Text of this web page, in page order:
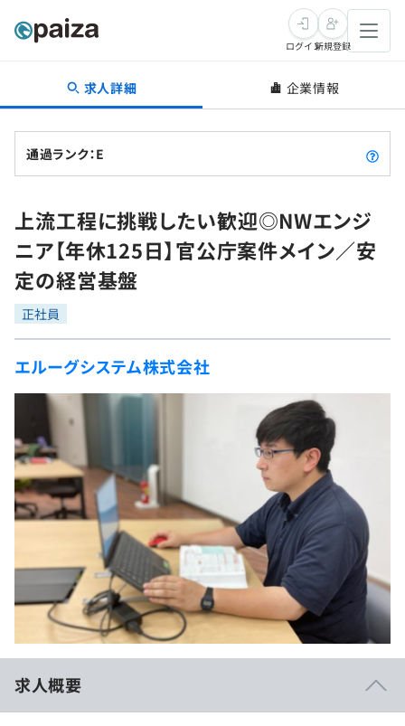
転職・キャリア
転職成功ガイド
転職エージェント
インタビュー
転職成功ガイド
新卒就活
求人検索
本選考
インターン
新卒エージェント
イベント・セミナー
インタビュー
就活成功ガイド
学習
問題集
4択課題
ナレッジ
リファレンス
プラン
個人向けプラン
法人向けプラン
学校向けプラン
契約内容・クーポン
プログラミング言語
評価結果一覧
再チャレンジ結果一覧
ゲーム・マンガ
Tech Team Journal
paiza times
note
paizaとは？
ログイン新規登録
求人詳細 企業情報
通過ランク：E
上流工程に挑戦したい歓迎◎NWエンジ
ニア【年休125日】官公庁案件メイン／安
定の経営基盤
正社員
エルーグシステム株式会社
求人概要